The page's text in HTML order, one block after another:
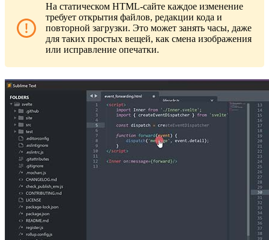
На статическом HTML-сайте каждое изменение
требует открытия файлов, редакции кода и
повторной загрузки. Это может занять часы, даже
для таких простых вещей, как смена изображения
или исправление опечатки.